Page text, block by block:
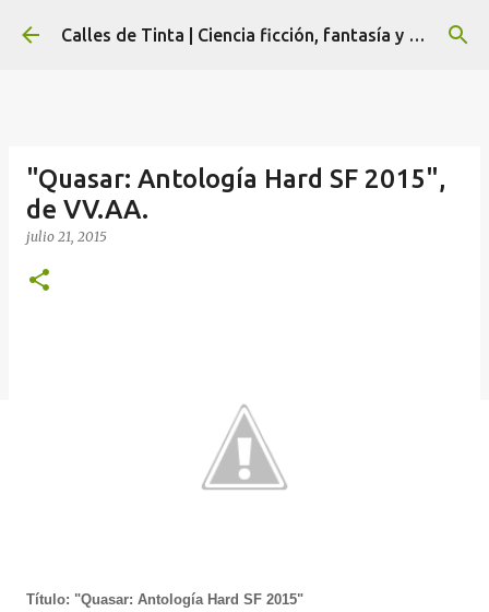
Ir al contenido principal Calles de Tinta | Ciencia ficción, fantasía y terror
"Quasar: Antología Hard SF 2015",
de VV.AA.
julio 21, 2015
Título: "Quasar: Antología Hard SF 2015"